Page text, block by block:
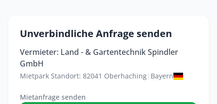
Unverbindliche Anfrage senden
Vermieter: Land - & Gartentechnik Spindler
GmbH
Mietpark Standort: 82041 Oberhaching| Bayern
Mietanfrage senden